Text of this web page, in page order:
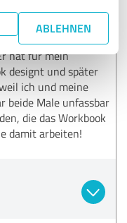
ABLEHNEN
empfehlen! Er ist
Herz, RIESIGER
und
hat für mein
designt und später
ich und meine
beide Male unfassbar
die das Workbook
damit arbeiten!